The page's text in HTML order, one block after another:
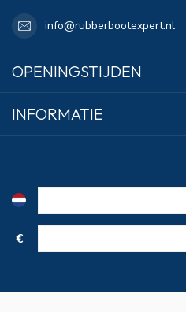
info@rubberbootexpert.nl
OPENINGSTIJDEN
INFORMATIE
€